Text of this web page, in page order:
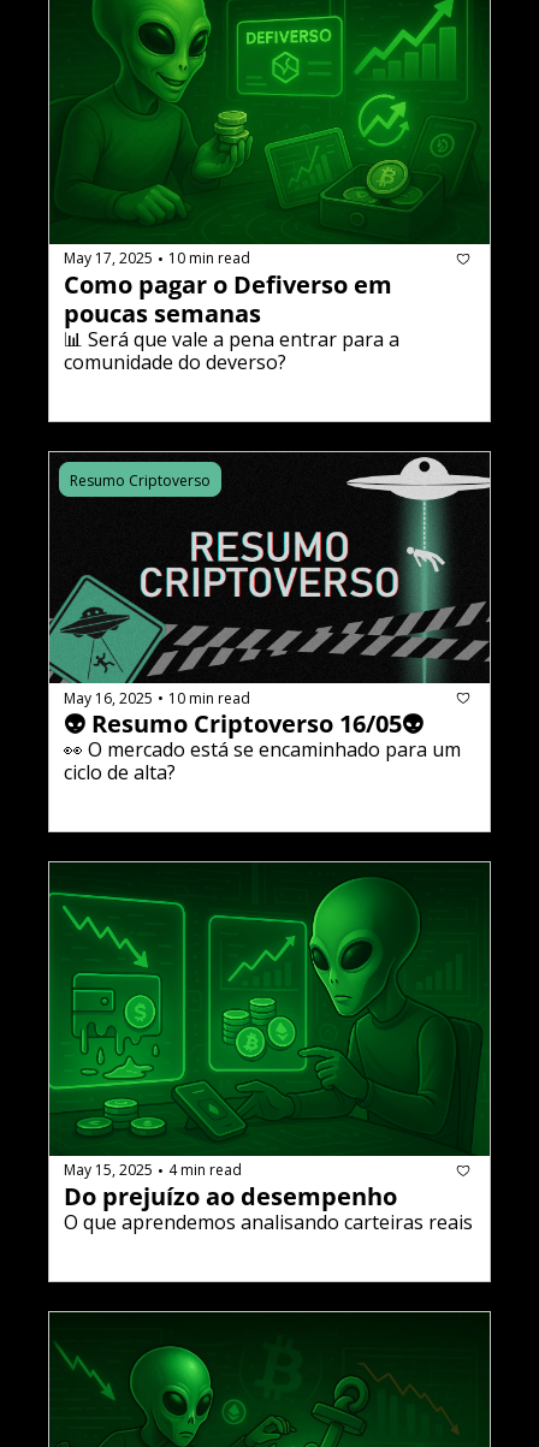
May 17, 2025 • 10 min read
Como pagar o Defiverso em
poucas semanas
📊 Será que vale a pena entrar para a
comunidade do defiverso?
Resumo Criptoverso
May 16, 2025 • 10 min read
👽 Resumo Criptoverso 16/05👽
👀 O mercado está se encaminhado para um
ciclo de alta?
May 15, 2025 • 4 min read
Do prejuízo ao desempenho
O que aprendemos analisando carteiras reais